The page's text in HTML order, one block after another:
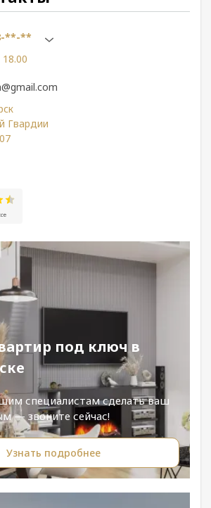
**-**
Гвардии
под ключ в
специалистам сделать ваш
— звоните сейчас!
Узнать подробнее